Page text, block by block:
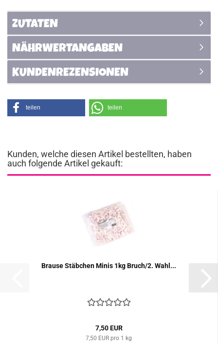
ZUTATEN
NÄHRWERTANGABEN
KUNDENREZENSIONEN
teilen teilen
Kunden, welche diesen Artikel bestellten, haben
auch folgende Artikel gekauft:
Brau­se Stäb­chen Minis 1kg Bruch/2. Wahl...
7,50 EUR
7,50 EUR pro 1 kg